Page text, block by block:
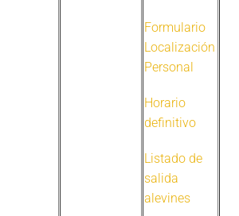
Formulario
Localización
Personal
Horario
definitivo
Listado de
salida
alevines